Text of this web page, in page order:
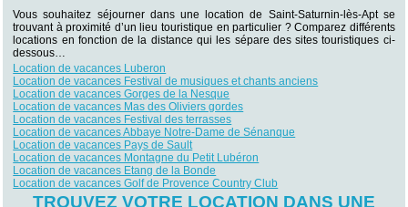
Vous souhaitez séjourner dans une location de Saint-Saturnin-lès-Apt se
trouvant à proximité d’un lieu touristique en particulier ? Comparez différents
locations en fonction de la distance qui les sépare des sites touristiques ci-
dessous…
Location de vacances Luberon
Location de vacances Festival de musiques et chants anciens
Location de vacances Gorges de la Nesque
Location de vacances Mas des Oliviers gordes
Location de vacances Festival des terrasses
Location de vacances Abbaye Notre-Dame de Sénanque
Location de vacances Pays de Sault
Location de vacances Montagne du Petit Lubéron
Location de vacances Etang de la Bonde
Location de vacances Golf de Provence Country Club
TROUVEZ VOTRE LOCATION DANS UNE